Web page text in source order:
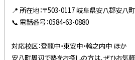
📍 所在地：〒503-0117 岐阜県安八郡安八
📞 電話番号：0584-63-0880
対応校区：登龍中・東安中・輪之内中 ほか
安八町周辺で塾をお探しの方は、ぜひお気